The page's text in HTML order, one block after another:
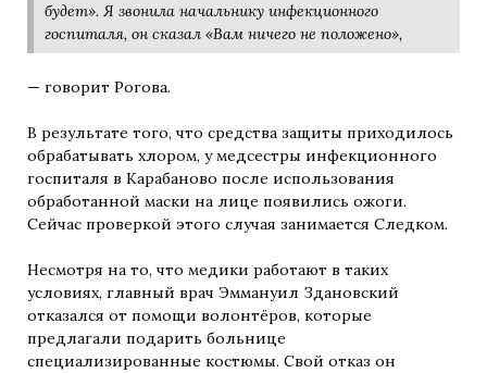
будет». Я звонила начальнику инфекционного
госпиталя, он сказал «Вам ничего не положено»,
— говорит Рогова.
В результате того, что средства защиты приходилось
обрабатывать хлором, у медсестры инфекционного
госпиталя в Карабаново после использования
обработанной маски на лице появились ожоги.
Сейчас проверкой этого случая занимается Следком.
Несмотря на то, что медики работают в таких
условиях, главный врач Эммануил Здановский
отказался от помощи волонтёров, которые
предлагали подарить больнице
специализированные костюмы. Свой отказ он